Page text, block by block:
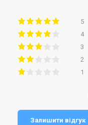
5
4
3
2
1
Залишити відгук